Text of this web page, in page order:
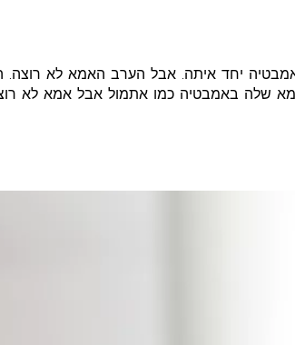
יחד איתה. אבל הערב האמא לא רוצה.
שלה באמבטיה כמו אתמול אבל אמא לא